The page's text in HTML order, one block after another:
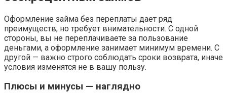
Оформление займа без переплаты дает ряд
преимуществ, но требует внимательности. С одной
стороны, вы не переплачиваете за пользование
деньгами, а оформление занимает минимум времени. С
другой — важно строго соблюдать сроки возврата, иначе
условия изменятся не в вашу пользу.
Плюсы и минусы — наглядно